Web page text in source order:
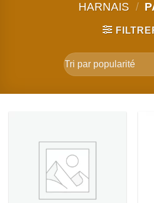
HARNAIS /